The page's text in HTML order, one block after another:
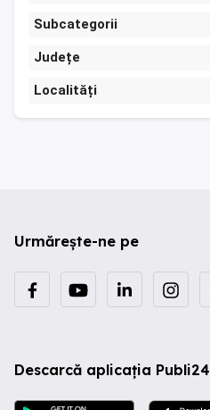
Subcategorii
Județe
Localități
Urmărește-ne pe
Descarcă aplicația Publi24